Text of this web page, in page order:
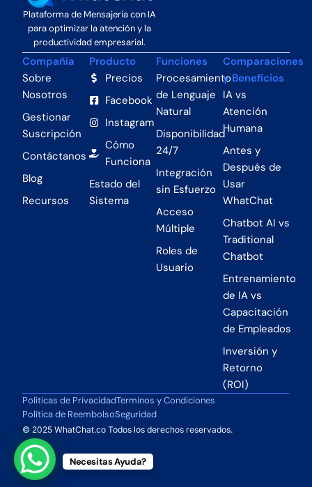
Plataforma de Mensajeria con IA
para optimizar la atención y la
productividad empresarial.
Compañía
Sobre
Nosotros
Gestionar
Suscripción
Contáctanos
Blog
Recursos
Producto
Precios
Facebook
Instagram
Cómo
Funciona
Estado del
Sistema
Funciones
Procesamiento
de Lenguaje
Natural
Disponibilidad
24/7
Integración
sin Esfuerzo
Acceso
Múltiple
Roles de
Usuario
Comparaciones
y Beneficios
IA vs
Atención
Humana
Antes y
Después de
Usar
WhatChat
Chatbot AI vs
Traditional
Chatbot
Entrenamiento
de IA vs
Capacitación
de Empleados
Inversión y
Retorno
(ROI)
Politicas de PrivacidadTerminos y Condiciones
Política de ReembolsoSeguridad
© 2025 WhatChat.co Todos los derechos reservados.
Necesitas Ayuda?